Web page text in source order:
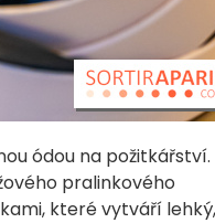
ódou na požitkářství.
pralinkového
které vytváří lehký,